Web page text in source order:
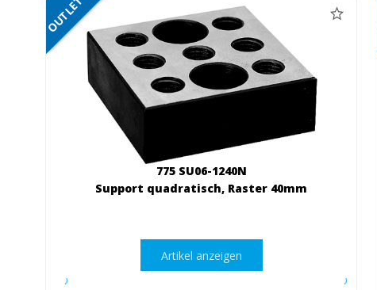
NETTO
OUTLET
775 SU06-1240N
Support quadratisch, Raster 40mm
Artikel anzeigen